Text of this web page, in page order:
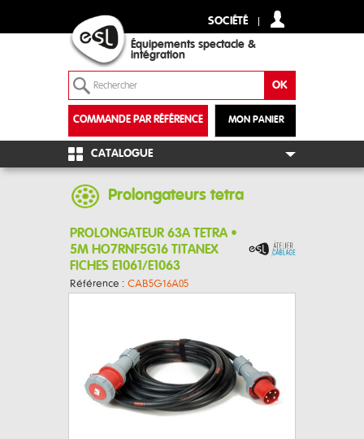
SOCIÉTÉ
Équipements spectacle &
intégration
MON PANIER
COMMANDE PAR RÉFÉRENCE
+
CATALOGUE
Prolongateurs tetra
PROLONGATEUR 63A TETRA •
5M HO7RNF5G16 TITANEX
FICHES E1061/E1063
Référence : CAB5G16A05